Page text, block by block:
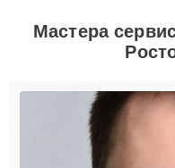
Мастера